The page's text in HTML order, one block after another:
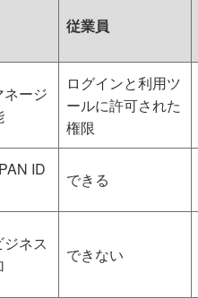
従業員
ネージ
ログインと利用ツ
ールに許可された
権限
ID
できる
ネス
できない